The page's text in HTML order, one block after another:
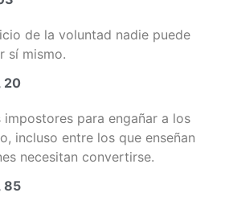
de la voluntad nadie puede
sí mismo.
20
impostores para engañar a los
incluso entre los que enseñan
necesitan convertirse.
85